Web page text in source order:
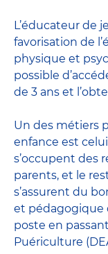
L’éducateur de
favorisation de
physique et
possible
de 3 ans et
Un des métiers
enfance est celui
s’occupent des
parents, et le
s’assurent du
et pédagogique
poste en passant
Puériculture